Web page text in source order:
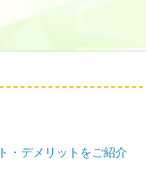
・デメリットをご紹介